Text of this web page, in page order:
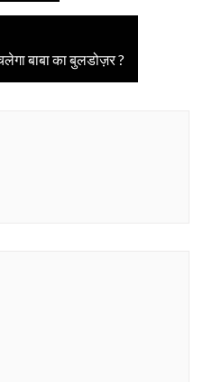
बाबा का बुलडोज़र ?